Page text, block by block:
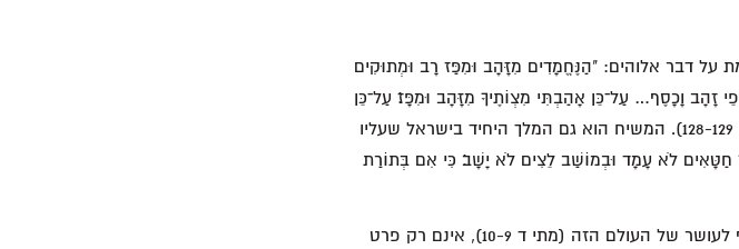
על דבר אלוהים: "הַנֶּחֱמָדִים מִזָּהָב וּמִפַּז רָב וּמְתוּקִים
תוֹרַת־פִּיךָ מֵאַלְפֵי זָהָב וָכָסֶף… עַל־כֵּן אָהַבְתִּי מִצְוֹתֶיךָ מִזָּהָב וּמִפָּז׃ עַל־כֵּן
כָּל־פִּקּוּדֵי כֹל יִשָּׁרְתִּי כָּל־אֹרַח שֶׁקֶר שָׂנֵאתִי" (תהלים קיט 72, 128-129). המשיח הוא גם המלך היחיד בישראל שעליו
לֹא עָמָד וּבְמוֹשַׁב לֵצִים לֹא יָשָׁב׃ כִּי אִם בְּתוֹרַת
אהבתו של ישוע לתורה (לוקס ב 47-46) וסירובו ליפול-טרף לעושר של העולם הזה (מתי ד 10-9), אינם רק פרט